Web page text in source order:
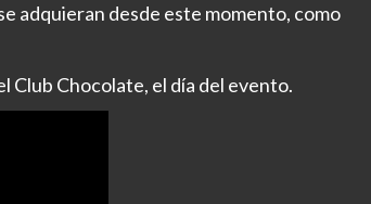
adquieran desde este momento, como
Club Chocolate, el día del evento.